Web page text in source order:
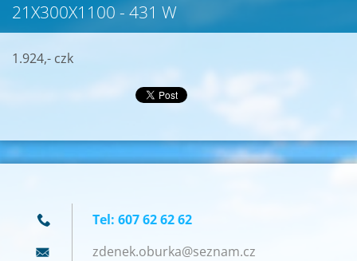
21X300X1100 - 431 W
1.924,- czk
Tel: 607 62 62 62
zdenek.oburka@seznam.cz